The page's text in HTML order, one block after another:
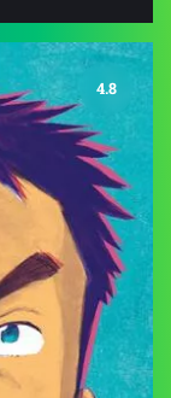
4.8